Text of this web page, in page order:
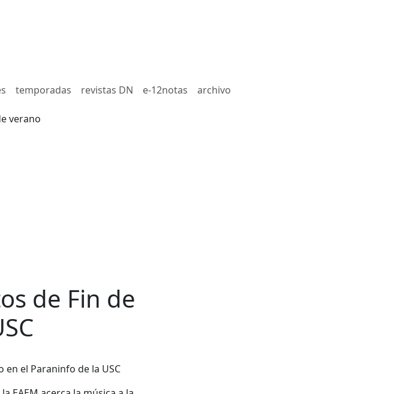
temporadas revistas DN e-12notas archivo
verano
de Fin de